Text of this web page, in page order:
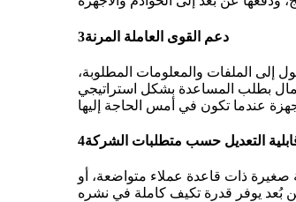
3دعم القوى العاملة المرنة
إلى الملفات والمعلومات المطلوبة،
بطلب المساعدة بشكل استراتيجي
4التعديل حسب متطلبات الشركة
صغيرة ذات قاعدة عملاء متواضعة، أو